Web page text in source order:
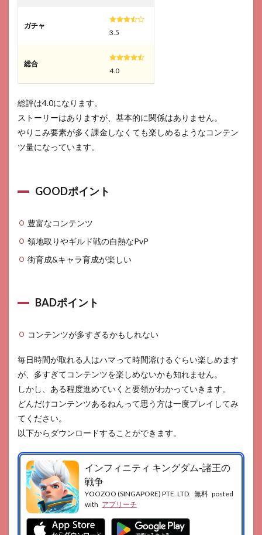
ガチャ
3.5
総合
4.0
総評は4.0になります。
ストーリーはありますが、基本的に関係はありません。
やりこみ要素が多く課金しなくても楽しめるようなコンテン
ツ量になっています。
GOODポイント
豊富なコンテンツ
領地取りやギルド戦の白熱なPvP
街育成&キャラ育成が楽しい
BADポイント
コンテンツが多すぎるかもしれない
毎日時間が取れる人はハマって時間溶けるぐらい楽しめます
が、多すぎてコンテンツを楽しめないかも知れません。
しかし、ある程度進めていくと要領がわかっていきます。
どんだけコンテンツあるねんって思う方は一度プレイしてみ
てください。
以下からダウンロードすることができます。
インフィニティ キングダム-諸王の
戦争
YOOZOO (SINGAPORE) PTE. LTD. 無料 posted
with アプリーチ